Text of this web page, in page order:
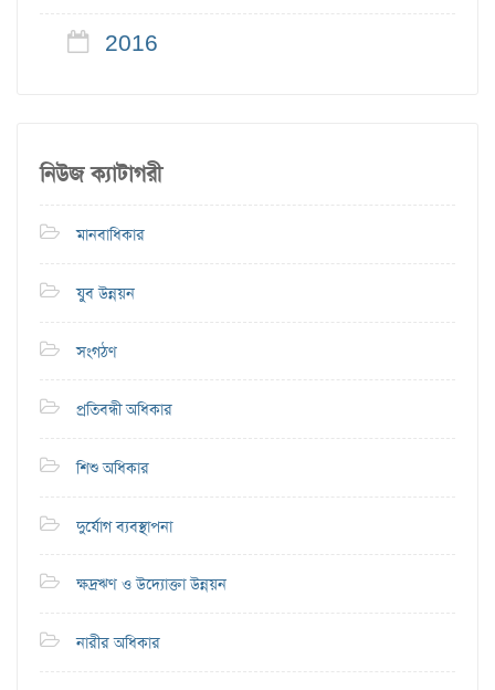
2016
নিউজ ক্যাটাগরী
মানবাধিকার
যুব উন্নয়ন
সংগঠণ
প্রতিবন্ধী অধিকার
শিশু অধিকার
দুর্যোগ ব্যবস্থাপনা
ক্ষদ্রঋণ ও উদ্যোক্তা উন্নয়ন
নারীর অধিকার